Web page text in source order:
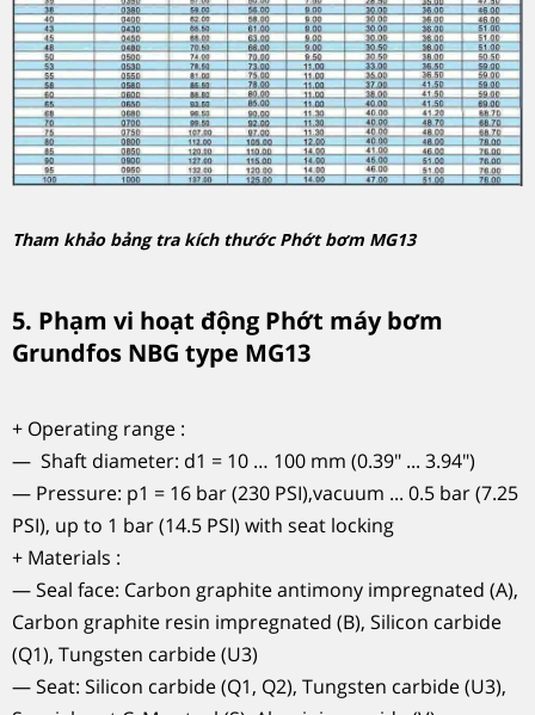
Tham khảo bảng tra kích thước Phớt bơm MG13
5. Phạm vi hoạt động Phớt máy bơm
Grundfos NBG type MG13
+ Operating range :
— Shaft diameter: d1 = 10 … 100 mm (0.39" ... 3.94")
— Pressure: p1 = 16 bar (230 PSI),vacuum ... 0.5 bar (7.25
PSI), up to 1 bar (14.5 PSI) with seat locking
+ Materials :
— Seal face: Carbon graphite antimony impregnated (A),
Carbon graphite resin impregnated (B), Silicon carbide
(Q1), Tungsten carbide (U3)
— Seat: Silicon carbide (Q1, Q2), Tungsten carbide (U3),